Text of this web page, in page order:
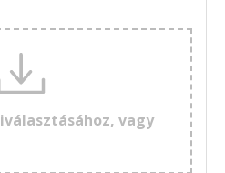
vagy